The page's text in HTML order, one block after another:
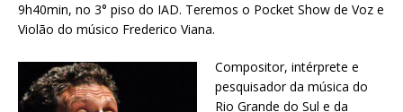
9h40min, no 3° piso do IAD. Teremos o Pocket Show de Voz e
Violão do músico Frederico Viana.
Compositor, intérprete e
pesquisador da música do
Rio Grande do Sul e da